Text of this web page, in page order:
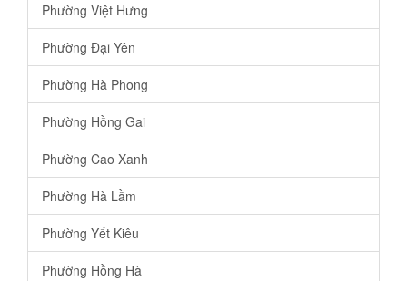
Phường Việt Hưng
Phường Đại Yên
Phường Hà Phong
Phường Hồng Gai
Phường Cao Xanh
Phường Hà Lầm
Phường Yết Kiêu
Phường Hồng Hà